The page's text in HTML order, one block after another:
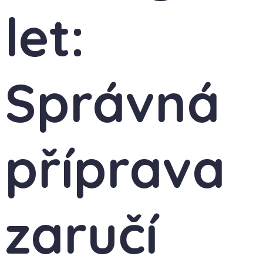
let:
Správná
příprava
zaručí